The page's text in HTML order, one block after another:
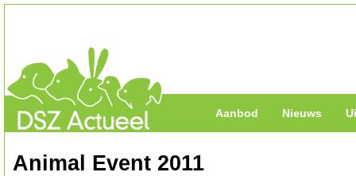
Aanbod Nieuws
Animal Event 2011